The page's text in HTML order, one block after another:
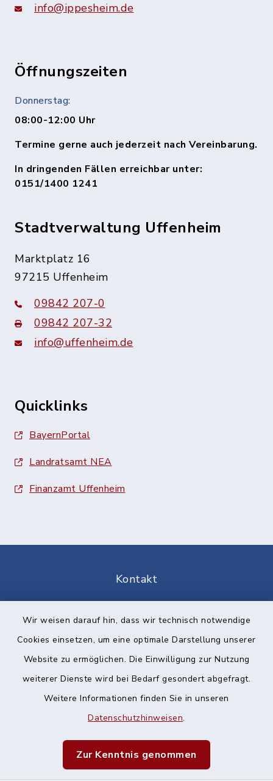
Wir weisen darauf hin, dass wir technisch notwendige
Cookies einsetzen, um eine optimale Darstellung unserer
Website zu ermöglichen. Die Einwilligung zur Nutzung
weiterer Dienste wird bei Bedarf gesondert abgefragt.
Weitere Informationen finden Sie in unseren
Datenschutzhinweisen.
Zur Kenntnis genommen
info@ippesheim.de
Öffnungszeiten
Donnerstag:
08:00-12:00 Uhr
Termine gerne auch jederzeit nach Vereinbarung.
In dringenden Fällen erreichbar unter:
0151/1400 1241
Stadtverwaltung Uffenheim
Marktplatz 16
97215 Uffenheim
09842 207-0
09842 207-32
info@uffenheim.de
Quicklinks
BayernPortal
Landratsamt NEA
Finanzamt Uffenheim
Kontakt
Datenschutz
Impressum
Sitemap
Cookie-Einstellungen